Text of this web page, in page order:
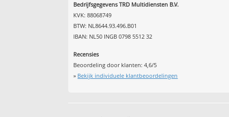
Bedrijfsgegevens TRD Multidiensten B.V.
KVK: 88068749
BTW: NL8644.93.496.B01
IBAN: NL50 INGB 0798 5512 32
Recensies
Beoordeling door klanten:4,6/5
» Bekijk individuele klantbeoordelingen